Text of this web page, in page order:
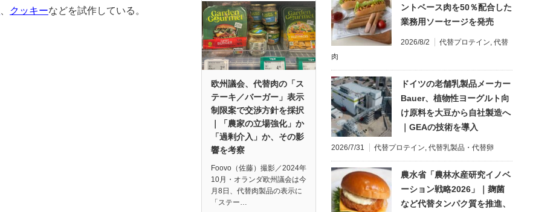
クッキーなどを試作している。
欧州議会、代替肉の「ス
テーキ／バーガー」表示
制限案で交渉方針を採択
｜「農家の立場強化」か
「過剰介入」か、その影
響を考察
Foovo（佐藤）撮影／2024年
10月・オランダ欧州議会は今
月8日、代替肉製品の表示に
「ステー…
ントベース肉を50％配合した
業務用ソーセージを発売
2026/8/2 代替プロテイン 代替
肉
ドイツの老舗乳製品メーカー
Bauer、植物性ヨーグルト向
け原料を大豆から自社製造へ
｜GEAの技術を導入
2026/7/31 代替プロテイン 代替乳製品・代替卵
農水省「農林水産研究イノベ
ーション戦略2026」｜麹菌
など代替タンパク質を推進、